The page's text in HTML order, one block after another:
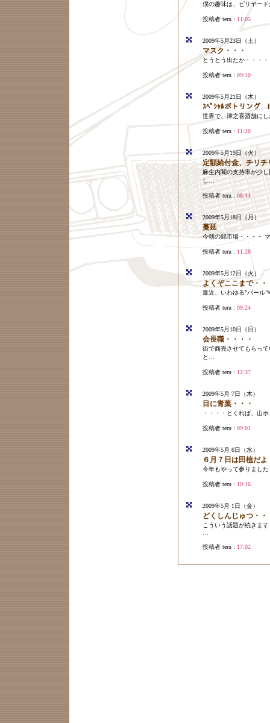
僕の趣味は、ビリヤー
投稿者 teru : 11:05
2009年5月23日（土）
マスク・・・
とうとう出たか・・・
投稿者 teru : 09:10
2009年5月21日（木）
ｽﾍﾟｼｬﾙボトリン
世界で、津之喜酒舗に
投稿者 teru : 11:20
2009年5月19日（火）
定額給付金、チリ
麻生内閣の支持率が少
し…
投稿者 teru :08:44
2009年5月18日（月）
蔓延
今朝の錦市場・・・・
投稿者 teru : 11:28
2009年5月12日（火）
よくぞここまで・・
最近、いわゆる”バール
投稿者 teru : 09:24
2009年5月10日（日）
会長職・・・・
街で商売させてもらっ
と…
投稿者 teru : 12:37
2009年5月 7日（木）
目に青葉・・・
・・・・とくれば、山
投稿者 teru : 09:01
2009年5月 6日（水）
６月７日は田植だよ
今年もやって参りまし
投稿者 teru : 10:16
2009年5月 1日（金）
どくしんじゅつ・・
こういう話題が続きま
投稿者 teru : 17:02